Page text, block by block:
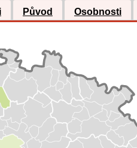
Původ Osobnosti